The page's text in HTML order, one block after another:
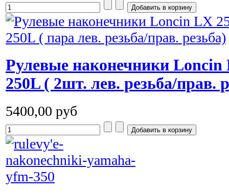
Рулевые наконечники Loncin
250L ( 2шт. лев. резьба/прав.
5400,00 руб